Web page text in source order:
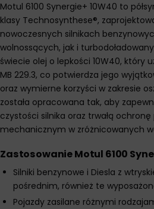
Motul 6100 Synergie+ 10W40 to
klasy Technosynthese®,
nowoczesnych silnikach
wolnossących, jak i
świecie olej o lepkości 10W40, który
MB 229.3, co potwierdza jego
oraz wymierne korzyści w zakresie
została opracowana tak, aby
czystości silnika oraz trwałą
mechanicznym w zróżnicowanych
Zastosowanie Motul 6100
Silniki benzynowe i Diesla z
pośrednim, również te
Pojazdy zasilane różnymi